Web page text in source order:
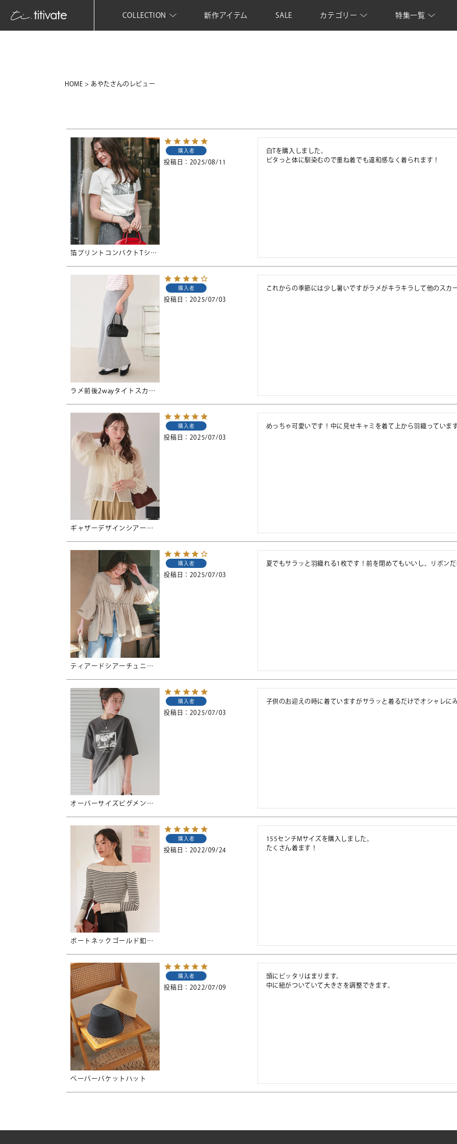
COLLECTION 新作アイテム SALE カテゴリー 特集一覧
HOME あやたさんのレビュー
箔プリントコンパクトTシャツ【メール便可／60】
購入者
投稿日 2025/08/11
白Tを購入しました。
ピタっと体に馴染むので重ね着でも違和感なく着られます！
ラメ前後2wayタイトスカート
購入者
投稿日 2025/07/03
これからの季節には少し暑いですがラメがキラキラして他のスカ
ギャザーデザインシアーブラウス【メール便可／100】
購入者
投稿日 2025/07/03
めっちゃ可愛いです！中に見せキャミを着て上から羽織っていま
ティアードシアーチュニックブラウス【メール便可／100】
購入者
投稿日 2025/07/03
夏でもサラッと羽織れる1枚です！前を閉めてもいいし、リボン
オーバーサイズピグメントフォトプリントTシャツ【メール便可／100】
購入者
投稿日 2025/07/03
子供のお迎えの時に着ていますがサラッと着るだけでオシャレに
ボートネックゴールド釦デザインニット【メール便可／90】
購入者
投稿日 2022/09/24
155センチMサイズを購入しました。
たくさん着ます！
ペーパーバケットハット
購入者
投稿日 2022/07/09
頭にピッタリはまります。
中に紐がついていて大きさを調整できます。